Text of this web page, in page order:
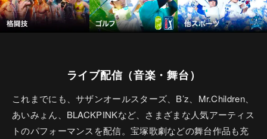
ライブ配信（音楽・舞台）
これまでにも、サザンオールスターズ、B’z、Mr.Children、
あいみょん、BLACKPINKなど、さまざまな人気アーティス
トのパフォーマンスを配信。宝塚歌劇などの舞台作品も充